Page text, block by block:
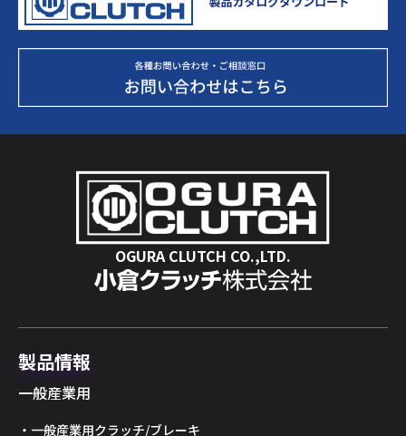
OGURA CLUTCH CO.,LTD.
製品情報
一般産業用
一般産業用クラッチ/ブレーキ